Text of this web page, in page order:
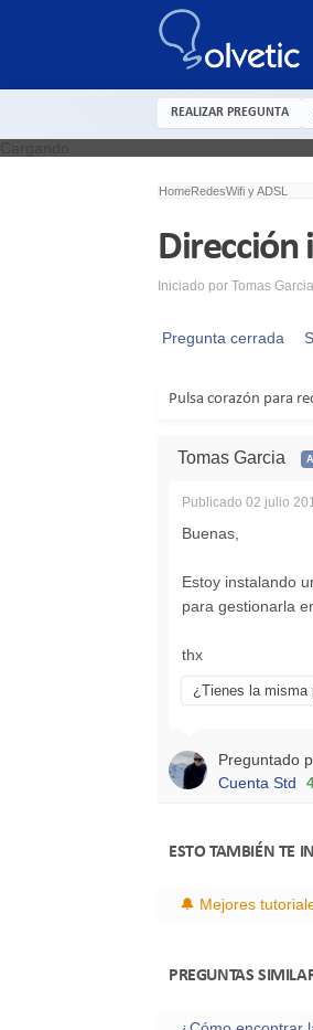
REALIZAR PREGUNTA
HomeRedesWifi y ADSL
Dirección
Iniciado por Tomas Garcia
Pregunta cerrada
Pulsa corazón para
Tomas Garcia
Publicado 02 julio
Buenas,
Estoy instalando
para gestionarla
thx
¿Tienes la misma
Preguntado
Cuenta Std
ESTO TAMBIÉN TE
🔔 Mejores
PREGUNTAS